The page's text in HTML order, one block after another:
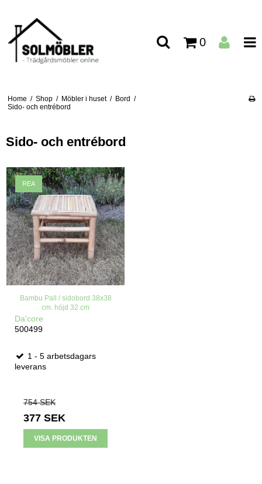
0
Home / Shop / Möbler i huset / Bord /
Sido- och entrébord
Sido- och entrébord
REA
Bambu Pall / sidobord 38x38
cm. höjd 32 cm
Da'core
500499
1 - 5 arbetsdagars
leverans
754 SEK
377 SEK
VISA PRODUKTEN